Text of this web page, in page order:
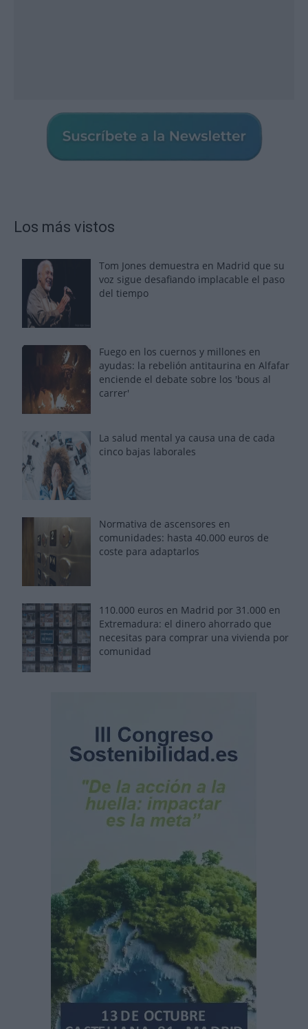
Los más vistos
Tom Jones demuestra en Madrid que su
voz sigue desafiando implacable el paso
del tiempo
Fuego en los cuernos y millones en
ayudas: la rebelión antitaurina en Alfafar
enciende el debate sobre los 'bous al
carrer'
La salud mental ya causa una de cada
cinco bajas laborales
Normativa de ascensores en
comunidades: hasta 40.000 euros de
coste para adaptarlos
110.000 euros en Madrid por 31.000 en
Extremadura: el dinero ahorrado que
necesitas para comprar una vivienda por
comunidad